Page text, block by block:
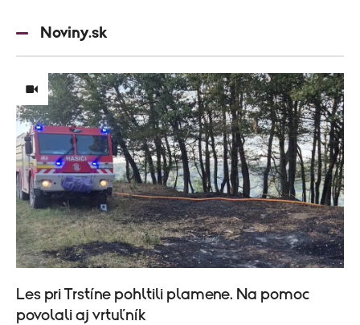
Noviny.sk
Les pri Trstíne pohltili plamene. Na pomoc
povolali aj vrtuľník